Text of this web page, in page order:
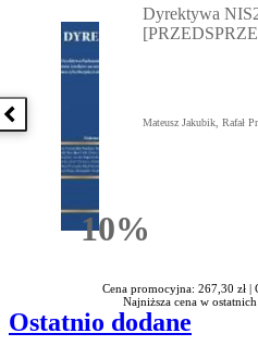
Poprzednia książka
10%Rabatu
Dyrektywa
Mateusz Jakubik, Rafał
Cena promocyjna: 267,30 zł |
Najniższa cena w
Ostatnio dodane